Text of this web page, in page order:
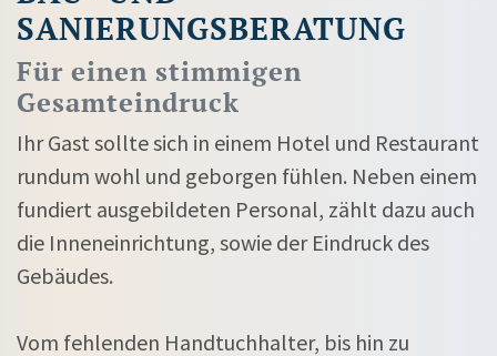
SANIERUNGSBERATUNG
Für einen stimmigen
Gesamteindruck
Ihr Gast sollte sich in einem Hotel und Restaurant
rundum wohl und geborgen fühlen. Neben einem
fundiert ausgebildeten Personal, zählt dazu auch
die Inneneinrichtung, sowie der Eindruck des
Gebäudes.
Vom fehlenden Handtuchhalter, bis hin zu